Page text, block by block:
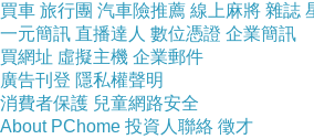
貴妃陷害薛盈夕
差點害死薛盈夕
而莫遠又在此時查出身罹絕症
無法護住盈夕
買車 旅行團 汽車險推薦 線上麻將 雜誌
一元簡訊 直播達人 數位憑證 企業簡訊
買網址 虛擬主機 企業郵件
廣告刊登 隱私權聲明
消費者保護 兒童網路安全
About PChome 投資人聯絡 徵才